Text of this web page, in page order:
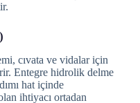
cıvata ve vidalar için
Entegre hidrolik delme
hat içinde
ihtiyacı ortadan